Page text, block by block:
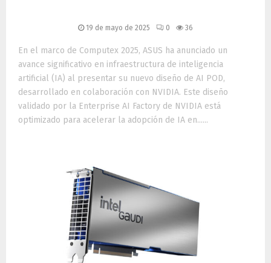
19 de mayo de 2025 0 36
En el marco de Computex 2025, ASUS ha anunciado un
avance significativo en infraestructura de inteligencia
artificial (IA) al presentar su nuevo diseño de AI POD,
desarrollado en colaboración con NVIDIA. Este diseño
validado por la Enterprise AI Factory de NVIDIA está
optimizado para acelerar la adopción de IA en......